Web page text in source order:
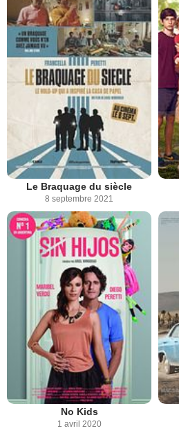
Le Braquage du siècle
8 septembre 2021
No Kids
1 avril 2020